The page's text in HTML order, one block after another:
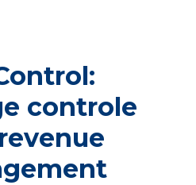
controle